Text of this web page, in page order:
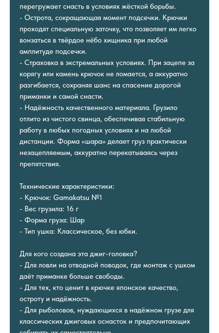
перегружает снасть в условиях жёсткой борьбы.
- Острота, сокращающая момент подсечки. Крючки
проходят специальную заточку, что позволяет им легко
вонзаться в твёрдое нёбо хищника при любой
амплитуде подсечки.
- Страховка в экстремальных условиях. При зацепе за
корягу или камень крючок не ломается, а аккуратно
разгибается, сохраняя шанс на спасение дорогой
приманки и самой снасти.
- Надёжность качественного материала. Грузило
отлито из чистого свинца, обеспечивая стабильную
работу в любых погодных условиях и на любой
дистанции. Форма «шара» делает груз практически
незацепляемым, аккуратно перекатываясь через
препятствия.
Технические характеристики:
- Крючок: Gamakatsu №1
- Вес грузила: 16 г
- Форма груза: Шар
- Тип ушка: Классическое, без юбки.
Для кого создана эта джиг-головка?
- Для ловли на отводной поводок, где монтаж с ушком
даёт приманке больше свободы.
- Для тех, кто ценит в крючке японское качество,
остроту и надёжность.
- Для рыболовов, нуждающихся в надёжном грузе для
классических джиговых оснасток и предпочитающих